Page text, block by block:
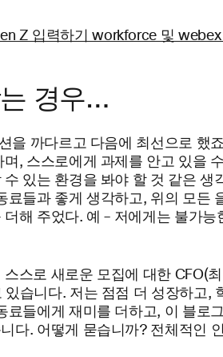
경우…
을 까다르고 다음에 최선으로 했
며, 스스로에게 과제를 안고 있을
있는 환경을 봐야 할 것 같은 생
료들과 좋게 생각하고, 위의 모든
더해 주었다. 예 – 저에게는 불가능
스로 새로운 모집에 대한 CFO(
있습니다. 저는 점점 더 성장하고,
료들에게 재미를 더하고, 이 블로
다. 어떻게 묻습니까? 전체적인